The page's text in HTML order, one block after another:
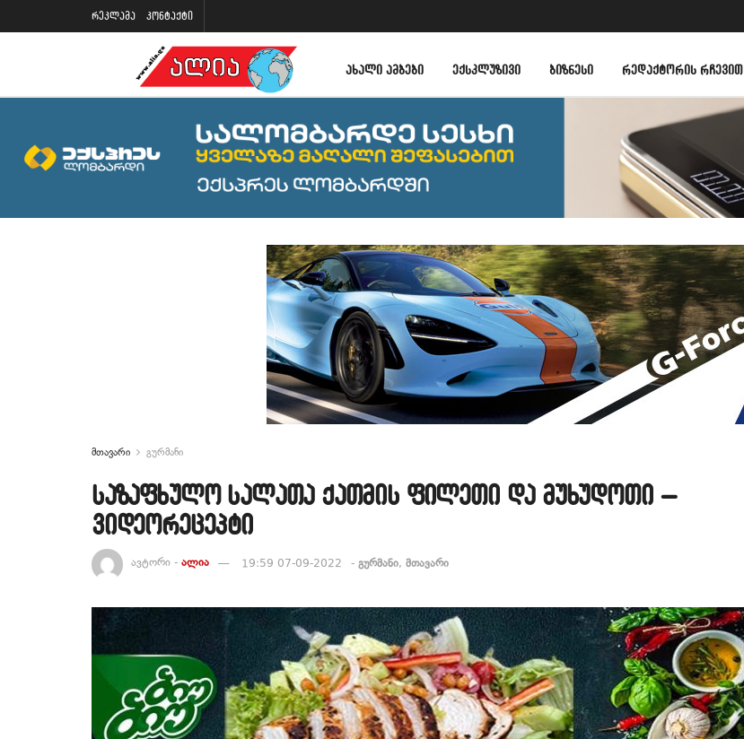
რეკლამა კონტაქტი
ᲐᲮᲐᲚᲘ ᲐᲛᲑᲔᲑᲘ ᲔᲥᲡᲙᲚᲣᲖᲘᲕᲘ ᲑᲘᲖᲜᲔᲡᲘ ᲠᲔᲓᲐᲥᲢᲝᲠᲘᲡ ᲠᲩᲔᲕᲘᲗ
მთავარი გურმანი
საზაფხულო სალათა ქათმის ფილეთი და მუხუდოთი –
ვიდეორეცეპტი
ავტორი - ალია 19:59 07-09-2022 - გურმანი, მთავარი